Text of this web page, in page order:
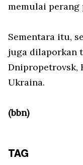
memulai perang
Sementara itu,
juga dilaporkan
Dnipropetrovsk,
Ukraina.
(bbn)
TAG